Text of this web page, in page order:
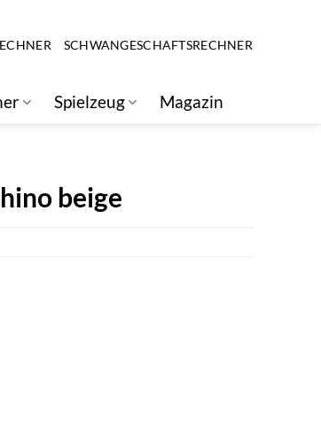
SCHWANGESCHAFTSRECHNER
Spielzeug Magazin
beige